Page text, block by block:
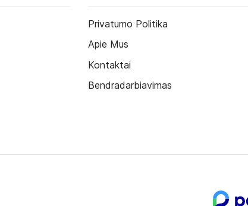
Privatumo Politika
Apie Mus
Kontaktai
Bendradarbiavimas